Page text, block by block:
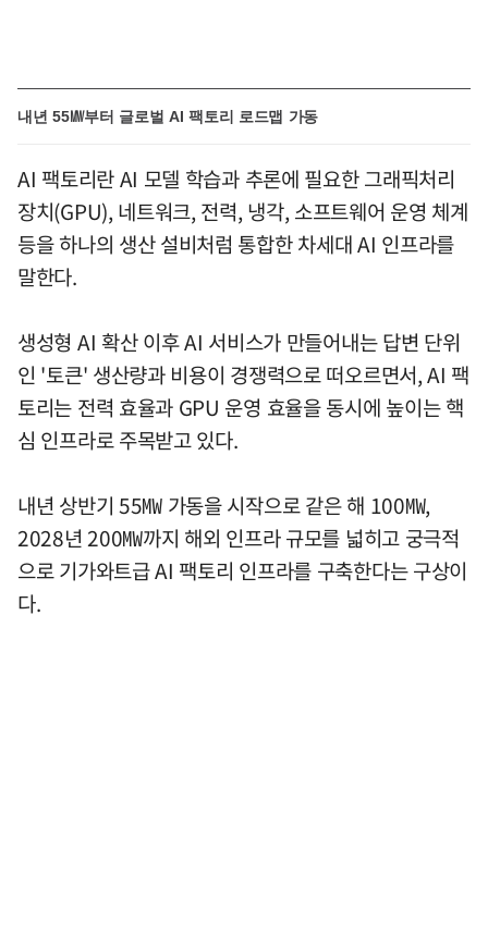
내년 55㎿부터 글로벌 AI 팩토리 로드맵 가동
AI 팩토리란 AI 모델 학습과 추론에 필요한 그래픽처리
장치(GPU), 네트워크, 전력, 냉각, 소프트웨어 운영 체계
등을 하나의 생산 설비처럼 통합한 차세대 AI 인프라를
말한다.
생성형 AI 확산 이후 AI 서비스가 만들어내는 답변 단위
인 '토큰' 생산량과 비용이 경쟁력으로 떠오르면서, AI 팩
토리는 전력 효율과 GPU 운영 효율을 동시에 높이는 핵
심 인프라로 주목받고 있다.
내년 상반기 55㎿ 가동을 시작으로 같은 해 100㎿,
2028년 200㎿까지 해외 인프라 규모를 넓히고 궁극적
으로 기가와트급 AI 팩토리 인프라를 구축한다는 구상이
다.